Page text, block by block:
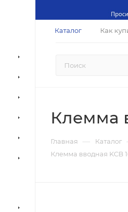
Каталог Как
Клемма
Главная — Каталог
Клемма вводная KCB